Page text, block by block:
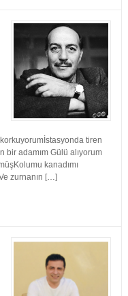
tiren
adamım Gülü alıyorum
kanadımı
zurnanın […]